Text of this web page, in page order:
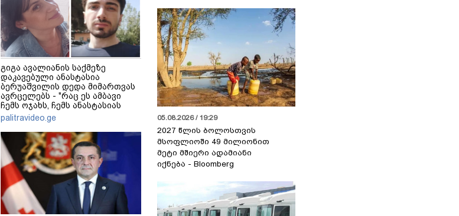
გიგა ავალიანის საქმეზე
დაკავებული ანასტასია
ბერუაშვილის დედა მიმართვას
ავრცელებს - "რაც ეს ამბავი
ჩემს ოჯახს, ჩემს ანასტასიას
გადახდა თავს, მის მერე მე მე
არ ვარ"
palitravideo.ge 05.08.2026 / 19:29
2027 წლის ბოლოსთვის
მსოფლიოში 49 მილიონით
მეტი მშიერი ადამიანი
იქნება - Bloomberg